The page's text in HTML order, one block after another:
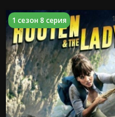
1 сезон 8 серия